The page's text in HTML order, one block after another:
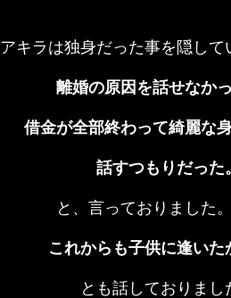
アキラは独身だった事を隠して
離婚の原因を話せなか
借金が全部終わって綺麗な
話すつもりだった
と、言っておりました
これからも子供に逢いた
とも話しておりまし